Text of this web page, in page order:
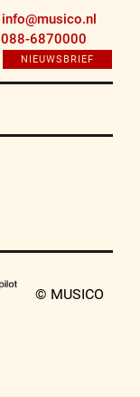
info@musico.nl
088-6870000
NIEUWSBRIEF
© MUSICO